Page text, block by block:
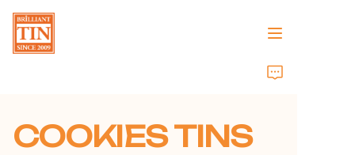
COOKIES TINS
Unternehmen